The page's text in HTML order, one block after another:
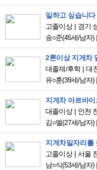
일하고 싶습니다
고졸이상
경기
송○준(45세/남자) |
2톤이상 지게차
대졸재/후학
대
유○훈(39세/남자) |
지게차 아르바
대졸이상
인천
김○엘(27세/남자) |
지게차일자리를
고졸이상
서울
남○식(53세/남자) |